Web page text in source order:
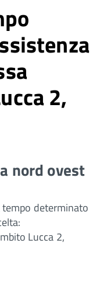
2,
nord ovest
determinato
Lucca 2,